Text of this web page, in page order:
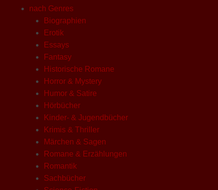
nach Genres
Biographien
Erotik
Essays
Fantasy
Historische Romane
Horror & Mystery
Humor & Satire
Hörbücher
Kinder- & Jugendbücher
Krimis & Thriller
Märchen & Sagen
Romane & Erzählungen
Romantik
Sachbücher